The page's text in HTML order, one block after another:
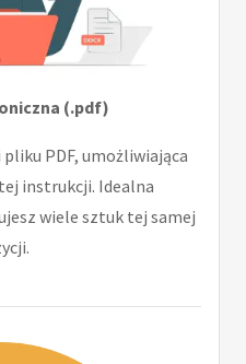
(.pdf)
PDF, umożliwiająca
instrukcji. Idealna
wiele sztuk tej samej